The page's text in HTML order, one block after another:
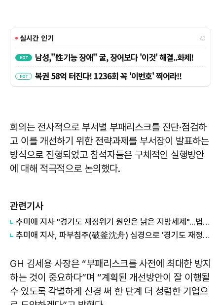
회의는 전사적으로 부서별 부패리스크를 진단·점검하
고 이를 개선하기 위한 전략과제를 부서장이 발표하는
방식으로 진행되었고 참석자들은 구체적인 실행방안
에 대해 적극적으로 논의했다.
관련기사
추미애 지사 "경기도 재정위기 원인은 낡은 지방세제"...법인지방소득세 배분 개편 촉구
추미애 지사, 파부침주(破釜沈舟) 심경으로 '경기도 재정 비상' 극복 나섰다
GH 김세용 사장은 “부패리스크를 사전에 최대한 방지
하는 것이 중요하다”며 “계획된 개선방안이 잘 이행될
수 있도록 각별하게 신경 써 한 단계 더 청렴한 기업으